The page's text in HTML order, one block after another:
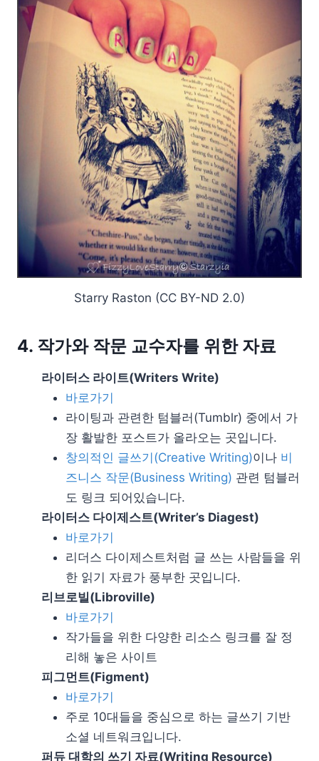
Starry Raston (CC BY-ND 2.0)
4. 작가와 작문 교수자를 위한 자료
라이터스 라이트(Writers Write)
바로가기
라이팅과 관련한 텀블러(Tumblr) 중에서 가
장 활발한 포스트가 올라오는 곳입니다.
창의적인 글쓰기(Creative Writing)이나 비
즈니스 작문(Business Writing) 관련 텀블러
도 링크 되어있습니다.
라이터스 다이제스트(Writer’s Diagest)
바로가기
리더스 다이제스트처럼 글 쓰는 사람들을 위
한 읽기 자료가 풍부한 곳입니다.
리브로빌(Libroville)
바로가기
작가들을 위한 다양한 리소스 링크를 잘 정
리해 놓은 사이트
피그먼트(Figment)
바로가기
주로 10대들을 중심으로 하는 글쓰기 기반
소셜 네트워크입니다.
퍼듀 대학의 쓰기 자료(Writing Resource)